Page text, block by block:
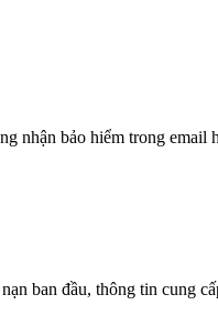
nhận bảo hiểm trong email
ban đầu, thông tin cung